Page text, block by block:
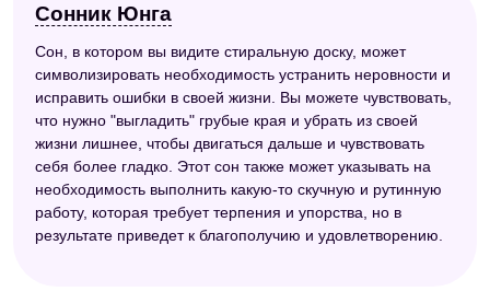
Сонник Юнга
Сон, в котором вы видите стиральную доску, может
символизировать необходимость устранить неровности и
исправить ошибки в своей жизни. Вы можете чувствовать,
что нужно "выгладить" грубые края и убрать из своей
жизни лишнее, чтобы двигаться дальше и чувствовать
себя более гладко. Этот сон также может указывать на
необходимость выполнить какую-то скучную и рутинную
работу, которая требует терпения и упорства, но в
результате приведет к благополучию и удовлетворению.